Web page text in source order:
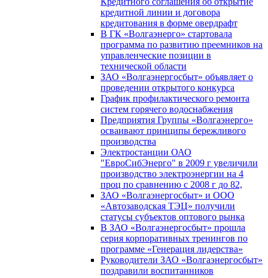
кредитной линии и договора
кредитования в форме овердрафт
В ГК «Волгаэнерго» стартовала
программа по развитию преемников на
управленческие позиции в
технической области
ЗАО «Волгаэнергосбыт» объявляет о
проведении открытого конкурса
График профилактического ремонта
систем горячего водоснабжения
Предприятия Группы «Волгаэнерго»
осваивают принципы бережливого
производства
Электростанции ОАО
"ЕвроСибЭнерго" в 2009 г увеличили
производство электроэнергии на 4
проц по сравнению с 2008 г до 82,
ЗАО «Волгаэнергосбыт» и ООО
«Автозаводская ТЭЦ» получили
статусы субъектов оптового рынка
В ЗАО «Волгаэнергосбыт» прошла
серия корпоративных тренингов по
программе «Генерация лидерства»
Руководители ЗАО «Волгаэнергосбыт»
поздравили воспитанников